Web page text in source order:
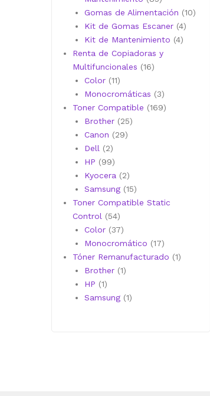
productos
Gomas de Alimentación 1010
Kit de Gomas Escaner 44
Kit de Mantenimiento 44
Renta de Copiadoras y
Multifuncionales
1616
Color 1111
productos
Monocromáticas 33
productos
Toner Compatible 169169
Brother 2525
Canon 2929
Dell 22
productos
HP 9999
productos
Kyocera 22
productos
Samsung 1515
productos
Toner Compatible Static
Control
5454
productos
Color 3737
productos
Monocromático 1717
productos
Tóner Remanufacturado 11
Brother 11
HP 11
producto
Samsung 11